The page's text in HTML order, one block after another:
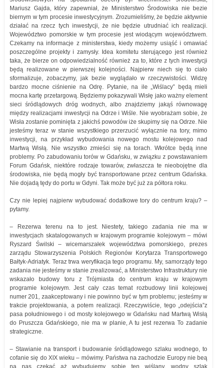
Mariusz Gajda, który zapewniał, że Ministerstwo Środowiska nie bezie
biernym w tym procesie inwestycyjnym. Zrozumieliśmy, że będzie aktywnie
działać na rzecz tych inwestycji, że nie będzie utrudniać ich realizacji.
Województwo pomorskie w tym procesie jest wiodącym województwem.
Czekamy na informacje z ministerstwa, kiedy możemy usiąść i omawiać
poszczególne projekty i zamysły. Idea komitetu sterującego jest również
taka, że bierze on odpowiedzialność również za to, które z tych inwestycji
będą realizowane w pierwszej kolejności. Najpierw niech się to ciało
sformalizuje, zobaczymy, jak bezie wyglądało w rzeczywistości. Widzę
bardzo mocne ciśnienie na Odrę. Pytanie, na ile „Wiślacy” będą mieli
mocna kartę przetargową. Będziemy pokazywali Wisłę jako ważny element
sieci śródlądowych dróg wodnych, albo znajdziemy jakąś równowagę
między realizacjami inwestycji na Odrze i Wiśle. Nie wyobrażam sobie, że
Wisła zostanie pominięta z jakichś powodów iże skupimy się na Odrze. Nie
jesteśmy teraz w stanie wszystkiego przerzucić wyłącznie na tory, mimo
inwestycji, na przykład wybudowania nowego mostu kolejowego nad
Martwą Wisłą. Nie wszystko zmieści się na torach. Wkrótce będą inne
problemy. Po zabudowaniu torów w Gdańsku, w związku z powstawaniem
Forum Gdańsk, niektóre rodzaje towarów, zwłaszcza te nieobojętne dla
środowiska, nie będą mogły być transportowane przez centrum Gdańska.
Nie dojadą tędy do portu w Gdyni. Tak może być już za półtora roku.
Czy nie lepiej najpierw wybudować dodatkowe tory do centrum kraju? –
pytamy.
– Rezerwa terenu na to jest. Niestety, takiego zadania nie ma w
inwestycjach skatalogowanych w krajowym programie kolejowym – mówi
Ryszard Świlski – wicemarszałek województwa pomorskiego, prezes
zarządu Stowarzyszenia Polskich Regionów Korytarza Transportowego
Bałtyk-Adriatyk. Teraz trwa weryfikacja tego programu. My, samorządy tego
zadania nie jesteśmy w stanie zrealizować, a Ministerstwo Infrastruktury nie
wskazało budowy toru z Trójmiasta do centrum kraju w krajowym
programie kolejowym. Jest cały czas temat rozbudowy linii kolejowej
numer 201, zaakceptowany i nie powinno być w tym problemu; jesteśmy w
trakcie projektowania, a potem realizacji. Rzeczywiście, tego „odejścia”z
pasa południowego i od mosty kolejowego w Gdańsku nad Martwą Wisłą
do Pruszcza Gdańskiego, nie ma w planie, A tu jest rezerwa To zadanie
strategiczne.
– Stawianie na transport i budowanie śródlądowego szlaku wodnego, to
cofanie się do XIX wieku – mówimy. Państwa na zachodzie Europy nie beą
na nas czekać aż wybudujemy sobie ten wiślany, wodny szlak